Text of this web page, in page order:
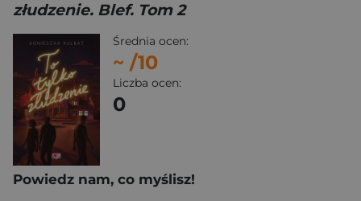
złudzenie. Blef. Tom 2
Średnia ocen:
~ /10
Liczba ocen:
0
Powiedz nam, co myślisz!